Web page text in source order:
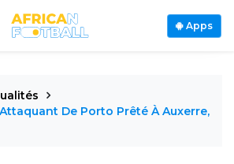
Apps
De Porto Prêté À Auxerre,